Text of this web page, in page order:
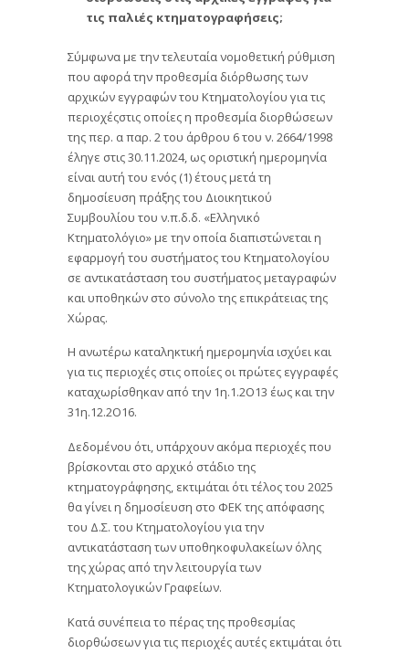
τις παλιές κτηματογραφήσεις;
Σύμφωνα με την τελευταία νομοθετική ρύθμιση
που αφορά την προθεσμία διόρθωσης των
αρχικών εγγραφών του Κτηματολογίου για τις
περιοχέςστις οποίες η προθεσμία διορθώσεων
της περ. α παρ. 2 του άρθρου 6 του ν. 2664/1998
έληγε στις 30.11.2024, ως οριστική ημερομηνία
είναι αυτή του ενός (1) έτους μετά τη
δημοσίευση πράξης του Διοικητικού
Συμβουλίου του ν.π.δ.δ. «Ελληνικό
Κτηματολόγιο» με την οποία διαπιστώνεται η
εφαρμογή του συστήματος του Κτηματολογίου
σε αντικατάσταση του συστήματος μεταγραφών
και υποθηκών στο σύνολο της επικράτειας της
Χώρας.
Η ανωτέρω καταληκτική ημερομηνία ισχύει και
για τις περιοχές στις οποίες οι πρώτες εγγραφές
καταχωρίσθηκαν από την 1η.1.2Ο13 έως και την
31η.12.2Ο16.
Δεδομένου ότι, υπάρχουν ακόμα περιοχές που
βρίσκονται στο αρχικό στάδιο της
κτηματογράφησης, εκτιμάται ότι τέλος του 2025
θα γίνει η δημοσίευση στο ΦΕΚ της απόφασης
του Δ.Σ. του Κτηματολογίου για την
αντικατάσταση των υποθηκοφυλακείων όλης
της χώρας από την λειτουργία των
Κτηματολογικών Γραφείων.
Κατά συνέπεια το πέρας της προθεσμίας
διορθώσεων για τις περιοχές αυτές εκτιμάται ότι